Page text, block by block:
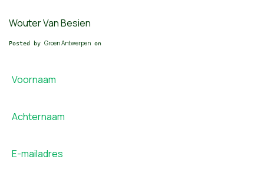
Wouter Van Besien
Posted by Groen Antwerpen on
Voornaam
Achternaam
E-mailadres